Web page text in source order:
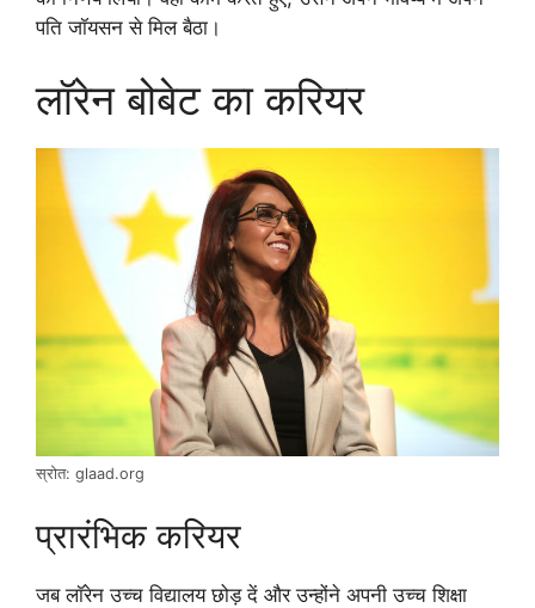
पति जॉयसन से मिल बैठा।
लॉरेन बोबेट का करियर
स्रोत: glaad.org
प्रारंभिक करियर
जब लॉरेन उच्च विद्यालय छोड़ दें और उन्होंने अपनी उच्च शिक्षा